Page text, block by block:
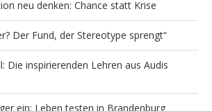
neu denken: Chance statt Krise
Der Fund, der Stereotype sprengt“
Die inspirierenden Lehren aus Audis
ein: Leben testen in Brandenburg